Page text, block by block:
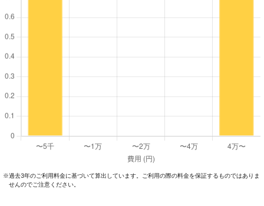
※過去3年のご利⽤料⾦に基づいて算出しています。ご利⽤の際の料⾦を保証するものではありま
せんのでご注意ください。